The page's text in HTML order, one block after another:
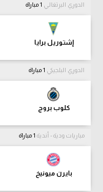
الدوري البرتغالي
إشتوريل برايا
الدوري البلجيكي
كلوب بروج
مباريات ودية - أندية
بايرن ميونيخ